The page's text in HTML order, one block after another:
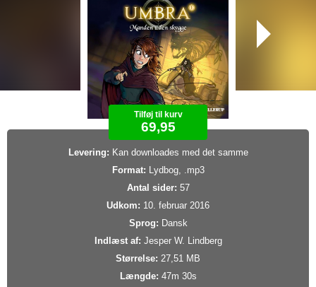
Tilføj til kurv
69,95
Levering: Kan downloades med det samme
Format: Lydbog, .mp3
Antal sider: 57
Udkom: 10. februar 2016
Sprog: Dansk
Indlæst af: Jesper W. Lindberg
Størrelse: 27,51 MB
Længde: 47m 30s